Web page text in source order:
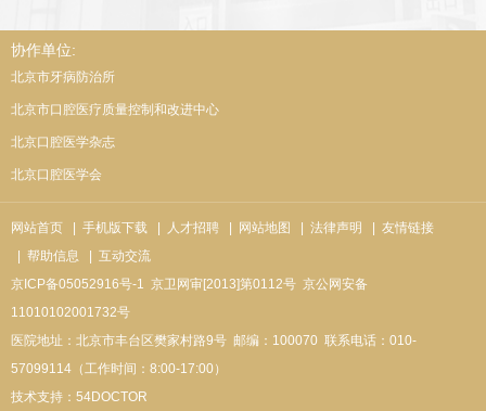
协作单位:
北京市牙病防治所
北京市口腔医疗质量控制和改进中心
北京口腔医学杂志
北京口腔医学会
网站首页 | 手机版下载 | 人才招聘 | 网站地图 | 法律声明
| 友情链接
| 帮助信息
| 互动交流
京ICP备05052916号-1
京卫网审[2013]第0112号 京公网安备
11010102001732号
医院地址：北京市丰台区樊家村路9号 邮编：100070 联系电话：010-
57099114（工作时间：8:00-17:00）
技术支持： 54DOCTOR